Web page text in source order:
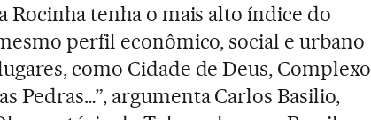
Rocinha tenha o mais alto índice do
perfil econômico, social e urbano
como Cidade de Deus, Complexo
Pedras…”, argumenta Carlos Basilio,